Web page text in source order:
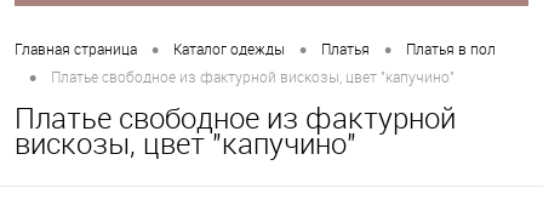
Главная страница • Каталог одежды • Платья • Платья в пол
• Платье свободное из фактурной вискозы, цвет "капучино"
Платье свободное из фактурной
вискозы, цвет "капучино"